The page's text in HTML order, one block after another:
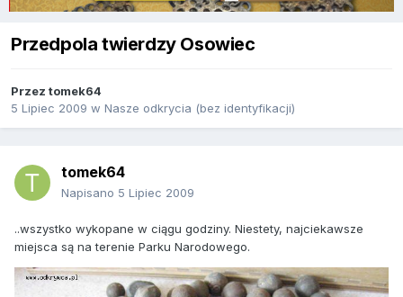
Przedpola twierdzy Osowiec
Przez tomek64
5 Lipiec 2009 w Nasze odkrycia (bez identyfikacji)
tomek64
Napisano 5 Lipiec 2009
..wszystko wykopane w ciągu godziny. Niestety, najciekawsze
miejsca są na terenie Parku Narodowego.